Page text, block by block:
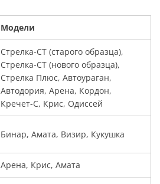
Модели
Стрелка-СТ (старого образца),
Стрелка-СТ (нового образца),
Стрелка Плюс, Автоураган,
Автодория, Арена, Кордон,
Кречет-С, Крис, Одиссей
Бинар, Амата, Визир, Кукушка
Арена, Крис, Амата